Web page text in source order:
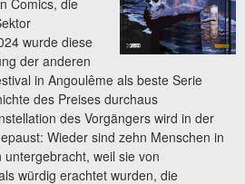
Comics, die
wurde diese
der anderen
in Angoulême als beste Serie
des Preises durchaus
des Vorgängers wird in der
Wieder sind zehn Menschen in
weil sie von
würdig erachtet wurden, die